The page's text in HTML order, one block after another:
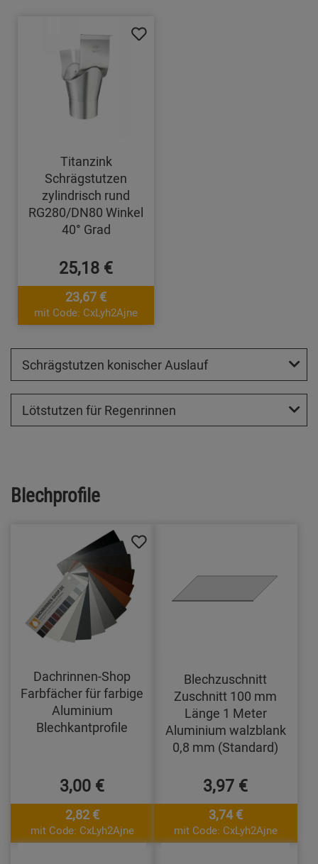
Titanzink
Schrägstutzen
zylindrisch rund
RG280/DN80 Winkel
40° Grad
25,18 €
23,67 €
mit Code: CxLyh2Ajne
Schrägstutzen konischer Auslauf
Lötstutzen für Regenrinnen
Blechprofile
Dachrinnen-Shop
Farbfächer für farbige
Aluminium
Blechkantprofile
3,00 €
2,82 €
mit Code: CxLyh2Ajne
Blechzuschnitt
Zuschnitt 100 mm
Länge 1 Meter
Aluminium walzblank
0,8 mm (Standard)
3,97 €
3,74 €
mit Code: CxLyh2Ajne